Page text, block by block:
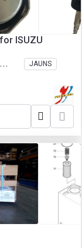
ISUZU
JAUNS